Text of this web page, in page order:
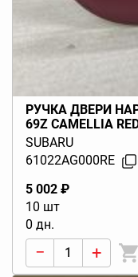
РУЧКА ДВЕРИ
69Z CAMELLIA
BP (B13) 2003-2009
SUBARU
61022AG000RE
5 002 ₽
10 шт
0 дн.
− +